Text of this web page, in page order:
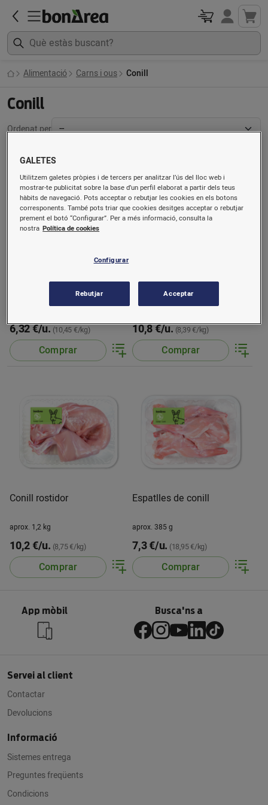
Alimentació Carns i ous Conill
Conill
Ordenat per
preu
Mig conill trossejat
6,32 €/u. (10,45 €/kg)
Comprar
Conill sencer
10,8 €/u. (8,39 €/kg)
Comprar
Conill rostidor
aprox. 1,2 kg
10,2 €/u. (8,75 €/kg)
Comprar
Espatlles de conill
aprox. 385 g
7,3 €/u. (18,95 €/kg)
Comprar
App mòbil Busca'ns a
Servei al client
Contactar
Devolucions
Informació
Sistemes entrega
Preguntes freqüents
Condicions
GALETES
Utilitzem galetes pròpies i de tercers per analitzar l’ús del lloc web i
mostrar-te publicitat sobre la base d’un perfil elaborat a partir dels teus
hàbits de navegació. Pots acceptar o rebutjar les cookies en els botons
corresponents. També pots triar que cookies desitges acceptar o rebutjar
prement el botó “Configurar”. Per a més informació, consulta la
nostra Política de cookies
Configurar
Rebutjar Acceptar